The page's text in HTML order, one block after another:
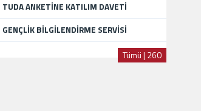
TUDA ANKETİNE KATILIM DAVETİ
GENÇLİK BİLGİLENDİRME SERVİSİ
Tümü | 260